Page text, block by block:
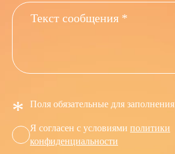
* Поля обязательные для заполнения
Я согласен с условиями политики
конфиденциальности